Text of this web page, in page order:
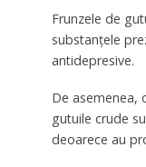
Frunzele de
substanțele
antidepresive.
De asemenea,
gutuile crude
deoarece au